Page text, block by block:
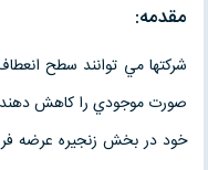
مقدمه:
شركتها مي توانند سطح
صورت موجودي را كاهش دهند،
خود در بخش زنجيره عرضه